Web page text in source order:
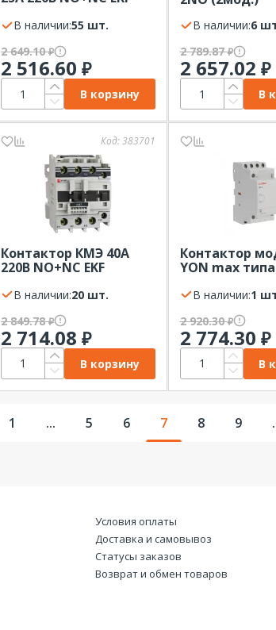
В наличии:
55 шт.
2 649.10₽
2 516.60₽
В корзину
В наличии:
6
2 789.87₽
2 657.02 ₽
В
Код:383701
Контактор КМЭ 40А
220В NO+NC EKF
В наличии:
20 шт.
2 849.78₽
2 714.08₽
В корзину
Контактор
YON max типа
DKCВ наличии:
1
2 920.30₽
2 774.30 ₽
В
1 ... 5 6 7 8 9
Условия оплаты
Доставка и самовывоз
Статусы заказов
Возврат и обмен товаров